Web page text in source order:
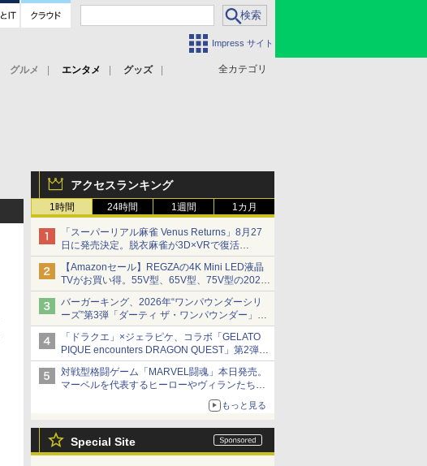
Impress サイト
全カテゴリ
グルメ エンタメ
グッズ
アクセスランキング
1時間 24時間 1週間 1カ月
「スーパーリアル麻雀 Venus Returns」8月27
日に発売決定。脱衣麻雀が3D×VRで復活
発売から2週間は20%オフになるセールが実施
【Amazonセール】REGZAの4K Mini LED液晶
TVがお買い得。55V型、65V型、75V型の2026
年モデルがラインナップ
バーガーキング、2026年“ワンパウンダーシリ
ーズ”第3弾「ダーティ ザ・ワンパウンダー」を
8月7日発売
「特製ガーリックマヨソース」を使用した超大
型チーズバーガー
「ドラクエ」×ジェラピケ、コラボ「GELATO
PIQUE encounters DRAGON QUEST」第2弾が
本日発売
アイスカップに入ったスライムやわたぼう、ベ
ビーサタンなどがオリジナルアートで登場
対戦型格闘ゲーム「MARVEL闘魂」本日発売。
マーベルを代表するヒーローやヴィランたちが
「GUILTY GEAR」などの格ゲーを手掛けるア
もっと見る
Special Site